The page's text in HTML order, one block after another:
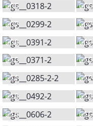
605
606
607
607
608
609
610
610
611
612
613
613
614
615